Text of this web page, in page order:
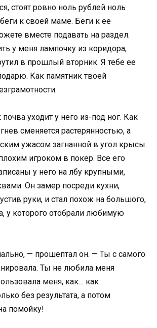
стоят ровно ноль рублей ноль
к своей маме. Беги к ее
вместе подавать на раздел.
у меня лампочку из коридора,
в прошлый вторник. Я тебе ее
Как памятник твоей
уходит у него из-под ног. Как
сменяется растерянностью, а
ужасом загнанной в угол крысы.
игроком в покер. Все его
у него на лбу крупными,
Он замер посреди кухни,
руки, и стал похож на большого,
у которого отобрали любимую
— прошептал он. — Ты с самого
Ты не любила меня
меня, как… как
без результата, а потом
помойку!